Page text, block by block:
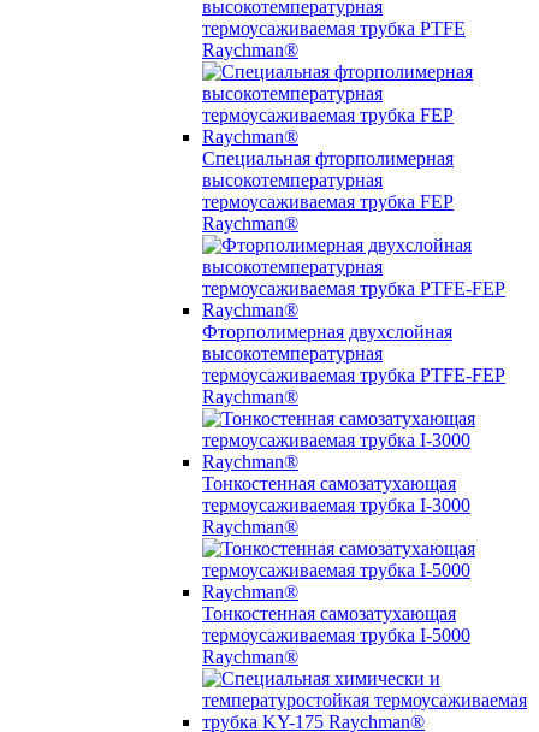
высокотемпературная
термоусаживаемая трубка PTFE
Raychman®
Специальная фторполимерная
высокотемпературная
термоусаживаемая трубка FEP
Raychman®
Фторполимерная двухслойная
высокотемпературная
термоусаживаемая трубка PTFE-FEP
Raychman®
Тонкостенная самозатухающая
термоусаживаемая трубка I-3000
Raychman®
Тонкостенная самозатухающая
термоусаживаемая трубка I-5000
Raychman®